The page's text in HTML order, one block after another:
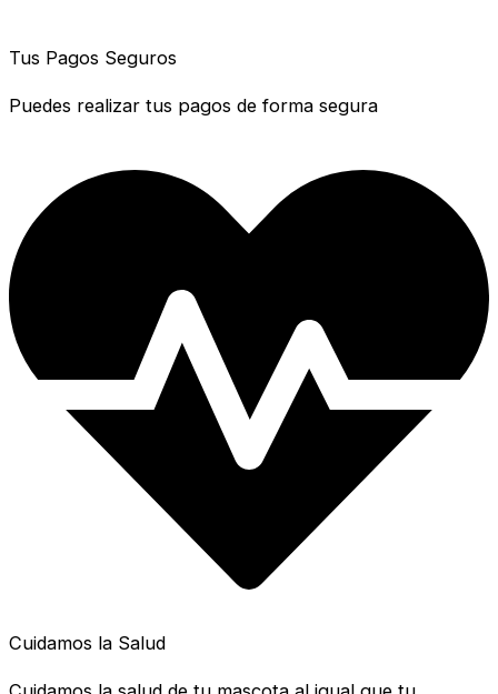
Tus Pagos Seguros
Puedes realizar tus pagos de forma segura
Cuidamos la Salud